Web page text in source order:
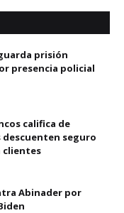
prisión
presencia policial
califica de
seguro
clientes
Abinader por